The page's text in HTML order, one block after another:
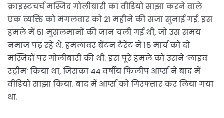
क्राइस्टचर्च मस्जिद गोलीबारी का वीडियो साझा करने वाले
एक व्यक्ति को मंगलवार को 21 महीने की सजा सुनाई गई. इस
हमले में 51 मुसलमानों की जान चली गई थी, जो उस समय
नमाज पढ़ रहे थे. हमलावर ब्रेंटन टैरेंट ने 15 मार्च को दो
मस्जिदों पर गोलीबारी की थी. इस पूरे हमले को उसने ‘लाइव
स्ट्रीम’ किया था, जिसका 44 वर्षीय फिलीप आर्प्स ने बाद में
वीडियो साझा किया. बाद में आर्प्स को गिरफ्तार कर लिया गया
था.